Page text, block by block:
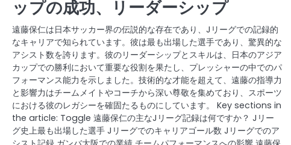
ップの成功、リーダーシップ
遠藤保仁は日本サッカー界の伝説的な存在であり、Jリーグでの記録的
なキャリアで知られています。彼は最も出場した選手であり、驚異的な
アシスト数を誇ります。彼のリーダーシップとスキルは、日本のアジア
カップでの勝利において重要な役割を果たし、プレッシャーの中でのパ
フォーマンス能力を示しました。技術的な才能を超えて、遠藤の指導力
と影響力はチームメイトやコーチから深い尊敬を集めており、スポーツ
における彼のレガシーを確固たるものにしています。 Key sections in
the article: Toggle 遠藤保仁の主なJリーグ記録は何ですか？ Jリー
グ史上最も出場した選手 Jリーグでのキャリアゴール数 Jリーグでのア